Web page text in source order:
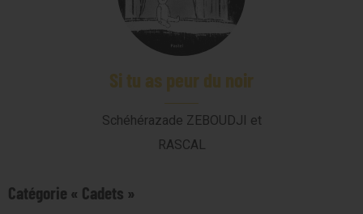
Si tu as peur du noir
Schéhérazade ZEBOUDJI et
RASCAL
Catégorie « Cadets »